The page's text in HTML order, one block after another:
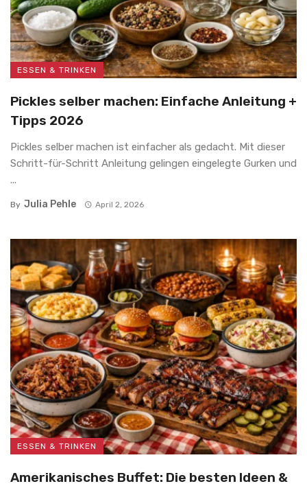
ESSEN & TRINKEN
Pickles selber machen: Einfache Anleitung +
Tipps 2026
Pickles selber machen ist einfacher als gedacht. Mit dieser
Schritt-für-Schritt Anleitung gelingen eingelegte Gurken und
...
By Julia Pehle April 2, 2026
ESSEN & TRINKEN
Amerikanisches Buffet: Die besten Ideen &